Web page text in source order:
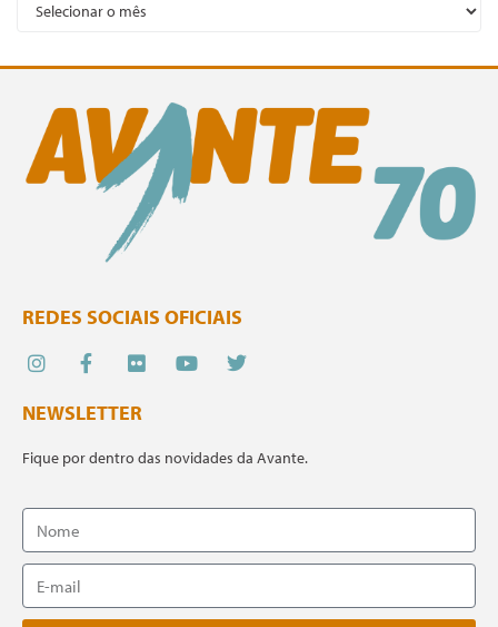
REDES SOCIAIS OFICIAIS
NEWSLETTER
Fique por dentro das novidades da Avante.